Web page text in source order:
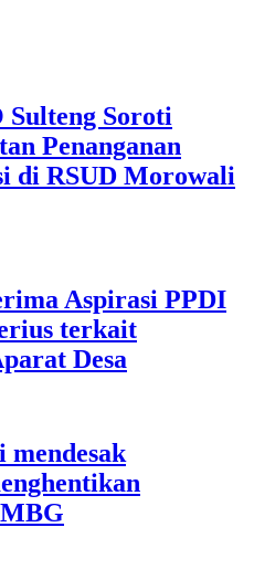
Soroti
Penanganan
di RSUD Morowali
Aspirasi PPDI
terkait
Desa